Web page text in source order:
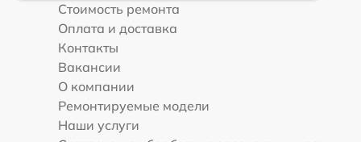
Стоимость ремонта
Оплата и доставка
Контакты
Вакансии
О компании
Ремонтируемые модели
Наши услуги